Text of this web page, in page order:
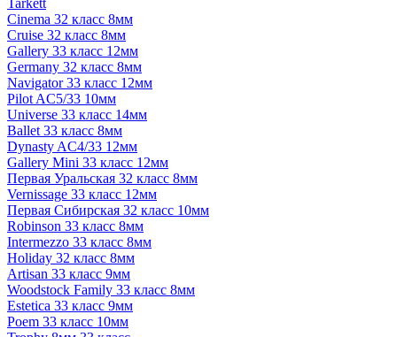
Tarkett
Cinema 32 класс 8мм
Cruise 32 класс 8мм
Gallery 33 класс 12мм
Germany 32 класс 8мм
Navigator 33 класс 12мм
Pilot AC5/33 10мм
Universe 33 класс 14мм
Ballet 33 класс 8мм
Dynasty AC4/33 12мм
Gallery Mini 33 класс 12мм
Первая Уральская 32 класс 8мм
Vernissage 33 класс 12мм
Первая Сибирская 32 класс 10мм
Robinson 33 класс 8мм
Intermezzo 33 класс 8мм
Holiday 32 класс 8мм
Artisan 33 класс 9мм
Woodstock Family 33 класс 8мм
Estetica 33 класс 9мм
Poem 33 класс 10мм